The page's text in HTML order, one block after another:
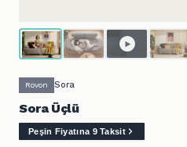
Rovon Sora
Sora Üçlü
Peşin Fiyatına 9 Taksit